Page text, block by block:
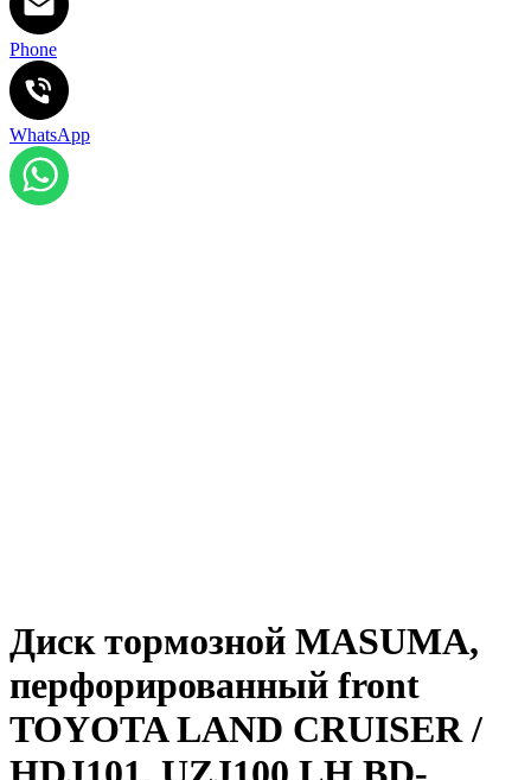
Phone
WhatsApp
Диск тормозной MASUMA,
перфорированный front
TOYOTA LAND CRUISER /